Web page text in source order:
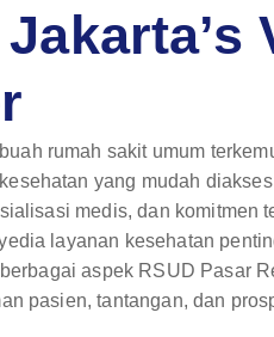
rumah sakit umum
yang mudah
medis, dan komitmen
layanan kesehatan
aspek RSUD Pasar
pasien, tantangan, dan